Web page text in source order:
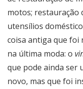
motos; restauração
utensílios
coisa antiga que foi
na última moda: o
que pode ainda ser
novo, mas que foi